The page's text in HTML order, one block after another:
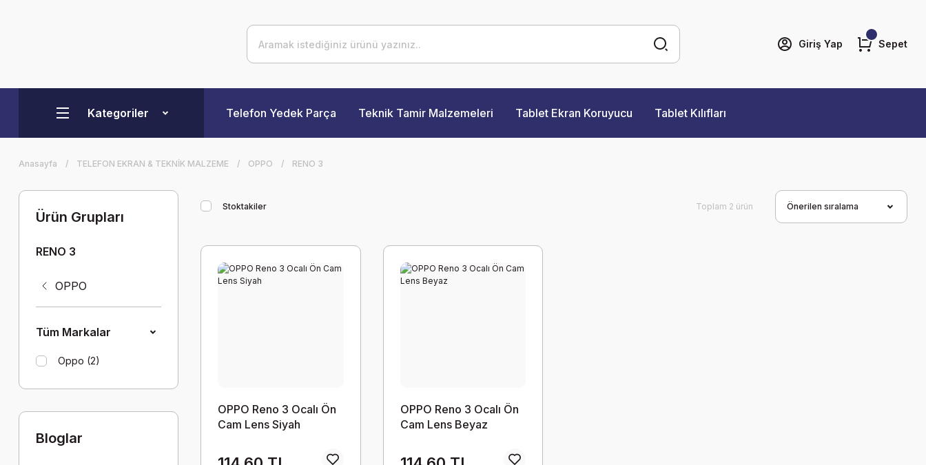
Giriş Yap Sepet
Kategoriler Telefon Yedek Parça Teknik Tamir Malzemeleri Tablet Ekran Koruyucu Tablet Kılıfları
Anasayfa TELEFON EKRAN & TEKNİK MALZEME OPPO RENO 3
Ürün Grupları
RENO 3
OPPO
Tüm Markalar
Oppo (2)
Bloglar
Stoktakiler Toplam 2 ürün
OPPO Reno 3 Ocalı Ön
Cam Lens Siyah
OPPO Reno 3 Ocalı Ön
Cam Lens Beyaz